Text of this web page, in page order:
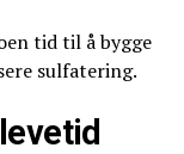
tid til å bygge
sulfatering.